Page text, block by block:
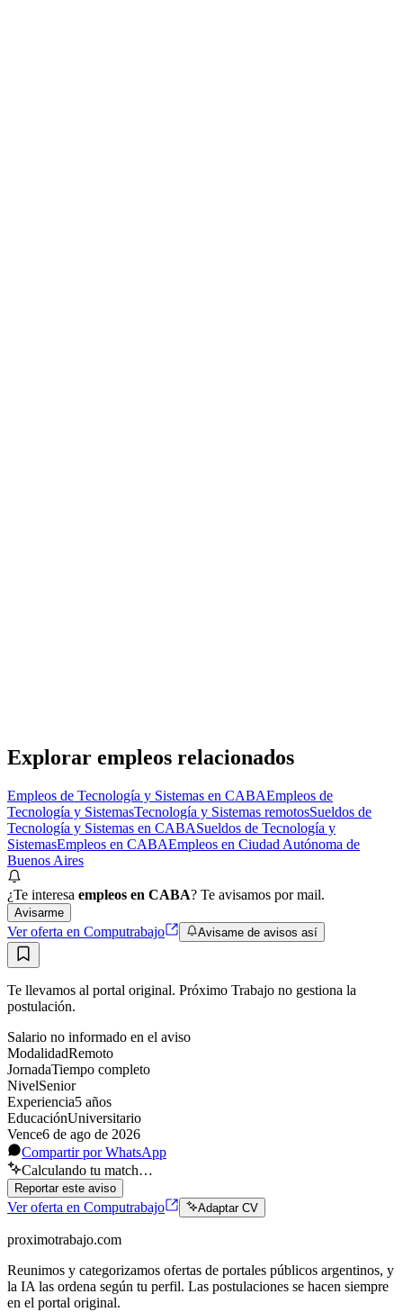
Explorar empleos relacionados
Empleos de Tecnología y Sistemas en CABAEmpleos de
Tecnología y SistemasTecnología y Sistemas remotosSueldos de
Tecnología y Sistemas en CABASueldos de Tecnología y
SistemasEmpleos en CABAEmpleos en Ciudad Autónoma de
Buenos Aires
¿Te interesa empleos en CABA? Te avisamos por mail.
Avisarme
Ver oferta en Computrabajo Avisame de avisos así
Te llevamos al portal original. Próximo Trabajo no gestiona la
postulación.
Salario no informado en el aviso
ModalidadRemoto
JornadaTiempo completo
NivelSenior
Experiencia5 años
EducaciónUniversitario
Vence6 de ago de 2026
Compartir por WhatsApp
Calculando tu match…
Reportar este aviso
Ver oferta en Computrabajo Adaptar CV
proximotrabajo.com
Reunimos y categorizamos ofertas de portales públicos argentinos, y
la IA las ordena según tu perfil. Las postulaciones se hacen siempre
en el portal original.